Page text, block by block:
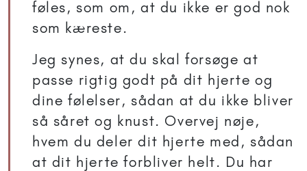
føles, som om, at du ikke er god nok
som kæreste.
Jeg synes, at du skal forsøge at
passe rigtig godt på dit hjerte og
dine følelser, sådan at du ikke bliver
så såret og knust. Overvej nøje,
hvem du deler dit hjerte med, sådan
at dit hjerte forbliver helt. Du har